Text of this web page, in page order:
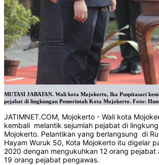
MUTASI JABATAN. Wali kota Mojokerto, Ika Puspitasari
pejabat di lingkungan Pemerintah Kota Mojokerto. Foto:
JATIMNET.COM, Mojokerto - Wali kota
kembali melantik sejumlah pejabat di
Mojokerto. Pelantikan yang berlangsung di
Hayam Wuruk 50, Kota Mojokerto itu digelar
2020 dengan mengukuhkan 12 orang pejabat
19 orang pejabat pengawas.